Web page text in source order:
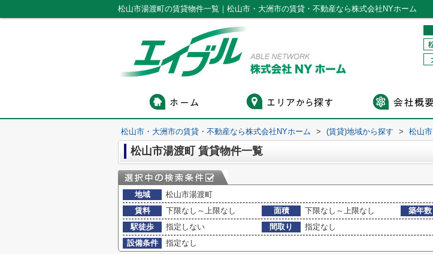
松山市湯渡町の賃貸物件一覧｜松山市・大洲市の賃貸・不動産なら株式会社NYホーム
松山市・大洲市の賃貸・不動産なら株式会社NYホーム > (賃貸)地域から探す > 松山市
松山市湯渡町 賃貸物件一覧
地域
松山市湯渡町
賃料
下限なし～上限なし 面積 下限なし～上限なし 築年数
駅徒歩
指定しない 間取り
指定なし
設備条件
指定なし